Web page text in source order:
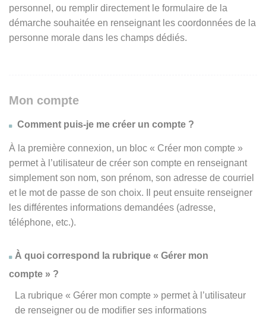
personnel, ou remplir directement le formulaire de la
démarche souhaitée en renseignant les coordonnées de la
personne morale dans les champs dédiés.
Mon compte
Comment puis-je me créer un compte ?
À la première connexion, un bloc « Créer mon compte »
permet à l’utilisateur de créer son compte en renseignant
simplement son nom, son prénom, son adresse de courriel
et le mot de passe de son choix. Il peut ensuite renseigner
les différentes informations demandées (adresse,
téléphone, etc.).
À quoi correspond la rubrique « Gérer mon
compte » ?
La rubrique « Gérer mon compte » permet à l’utilisateur
de renseigner ou de modifier ses informations